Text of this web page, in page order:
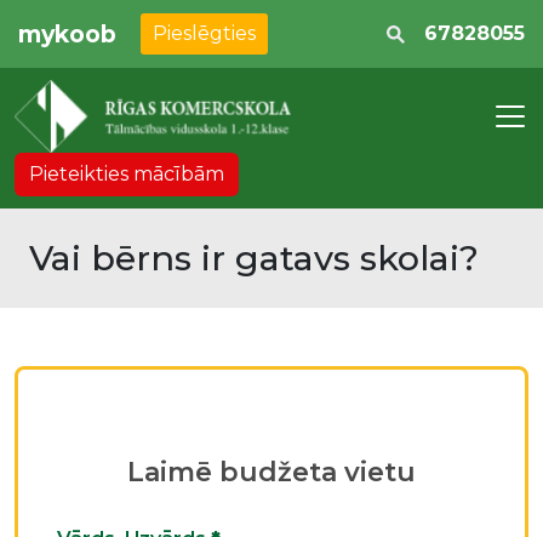
mykoob Pieslēgties 67828055
Pieteikties mācībām
Vai bērns ir gatavs skolai?
Laimē budžeta vietu